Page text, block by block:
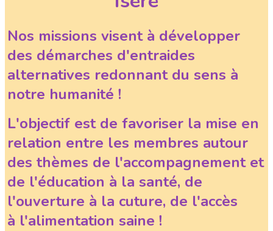
Nos missions visent à développer
des démarches d'entraides
alternatives redonnant du sens à
notre humanité !
L'objectif est de favoriser la mise en
relation entre les membres autour
des thèmes de l'accompagnement et
de l'éducation à la santé, de
l'ouverture à la cuture, de l'accès
à l'alimentation saine !